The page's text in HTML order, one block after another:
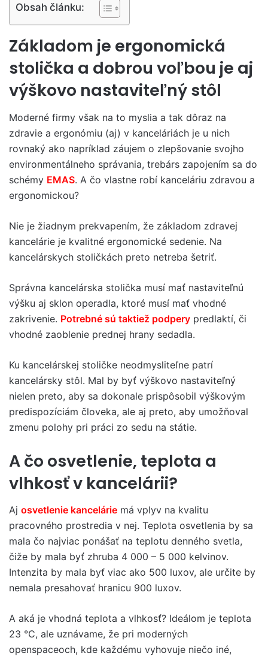
Obsah článku:
Základom je ergonomická
stolička a dobrou voľbou je aj
výškovo nastaviteľný stôl
Moderné firmy však na to myslia a tak dôraz na
zdravie a ergonómiu (aj) v kanceláriách je u nich
rovnaký ako napríklad záujem o zlepšovanie svojho
environmentálneho správania, trebárs zapojením sa do
schémy EMAS. A čo vlastne robí kanceláriu zdravou a
ergonomickou?
Nie je žiadnym prekvapením, že základom zdravej
kancelárie je kvalitné ergonomické sedenie. Na
kancelárskych stoličkách preto netreba šetriť.
Správna kancelárska stolička musí mať nastaviteľnú
výšku aj sklon operadla, ktoré musí mať vhodné
zakrivenie. Potrebné sú taktiež podpery predlaktí, či
vhodné zaoblenie prednej hrany sedadla.
Ku kancelárskej stoličke neodmysliteľne patrí
kancelársky stôl. Mal by byť výškovo nastaviteľný
nielen preto, aby sa dokonale prispôsobil výškovým
predispozíciám človeka, ale aj preto, aby umožňoval
zmenu polohy pri práci zo sedu na státie.
A čo osvetlenie, teplota a
vlhkosť v kancelárii?
Aj osvetlenie kancelárie má vplyv na kvalitu
pracovného prostredia v nej. Teplota osvetlenia by sa
mala čo najviac ponášať na teplotu denného svetla,
čiže by mala byť zhruba 4 000 – 5 000 kelvinov.
Intenzita by mala byť viac ako 500 luxov, ale určite by
nemala presahovať hranicu 900 luxov.
A aká je vhodná teplota a vlhkosť? Ideálom je teplota
23 °C, ale uznávame, že pri moderných
openspaceoch, kde každému vyhovuje niečo iné,